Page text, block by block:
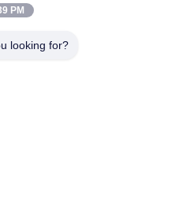
Yang Efektif Dan Alat
PM
looking for?